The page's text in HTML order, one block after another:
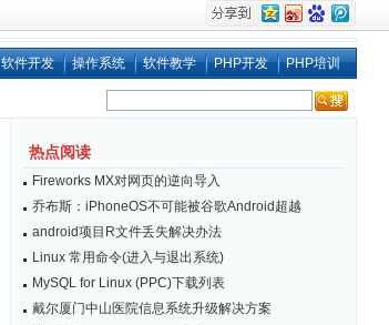
软件开发 操作系统 软件教学 PHP开发 PHP培训
热点阅读
Fireworks MX对网页的逆向导入
乔布斯：iPhoneOS不可能被谷歌Android超越
android项目R文件丢失解决办法
Linux 常用命令(进入与退出系统)
MySQL for Linux (PPC)下载列表
戴尔厦门中山医院信息系统升级解决方案